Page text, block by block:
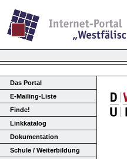
Das Portal
E-Mailing-Liste
Finde!
Linkkatalog
Dokumentation
Schule / Weiterbildung